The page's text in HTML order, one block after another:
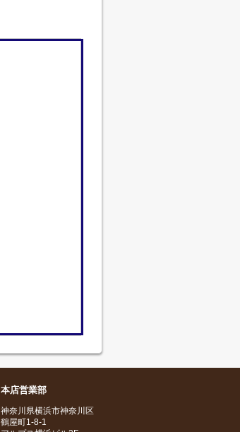
本店営業部
神奈川県横浜市神奈川区
鶴屋町1-8-1